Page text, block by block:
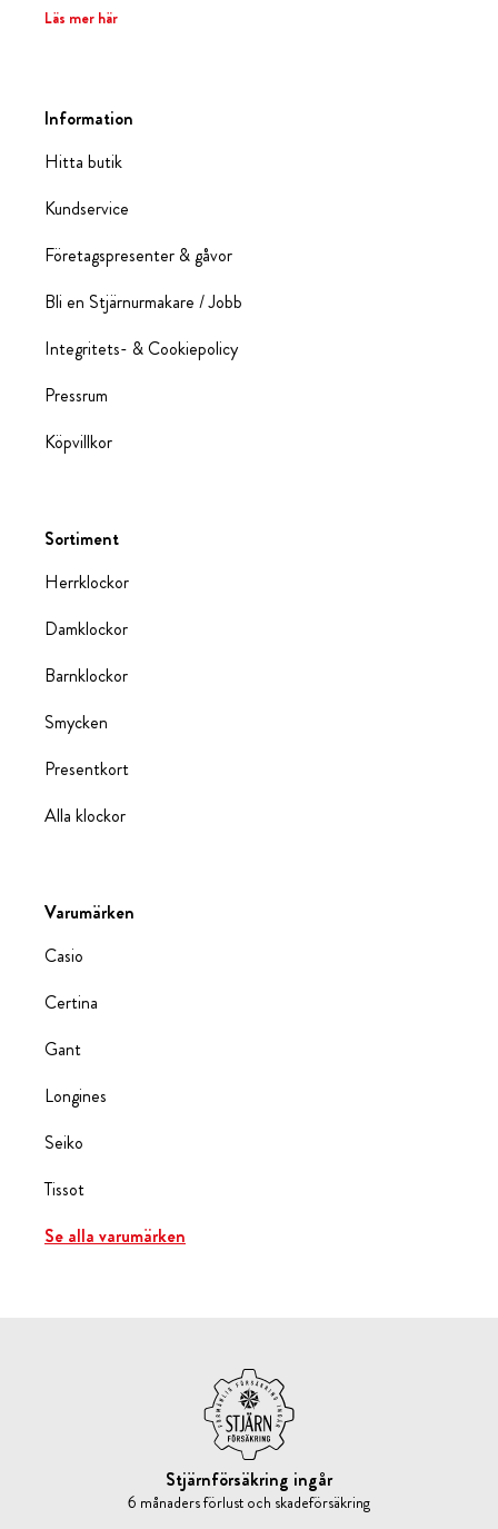
Läs mer här
Information
Hitta butik
Kundservice
Företagspresenter & gåvor
Bli en Stjärnurmakare / Jobb
Integritets- & Cookiepolicy
Pressrum
Köpvillkor
Sortiment
Herrklockor
Damklockor
Barnklockor
Smycken
Presentkort
Alla klockor
Varumärken
Casio
Certina
Gant
Longines
Seiko
Tissot
Se alla varumärken
Stjärnförsäkring ingår
6 månaders förlust och skadeförsäkring